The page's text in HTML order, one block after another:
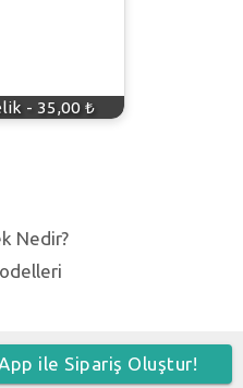
- 35,00 ₺
Nedir?
Saklıdır | Melek Design
ile Sipariş Oluştur!